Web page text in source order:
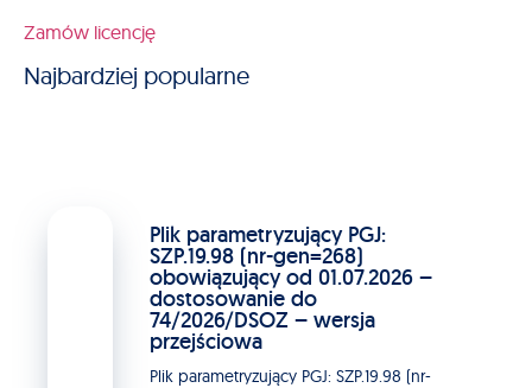
Zamów licencję
Najbardziej popularne
Plik parametryzujący PGJ:
SZP.19.98 (nr-gen=268)
obowiązujący od 01.07.2026 –
dostosowanie do
74/2026/DSOZ – wersja
przejściowa
Plik parametryzujący PGJ: SZP.19.98 (nr-